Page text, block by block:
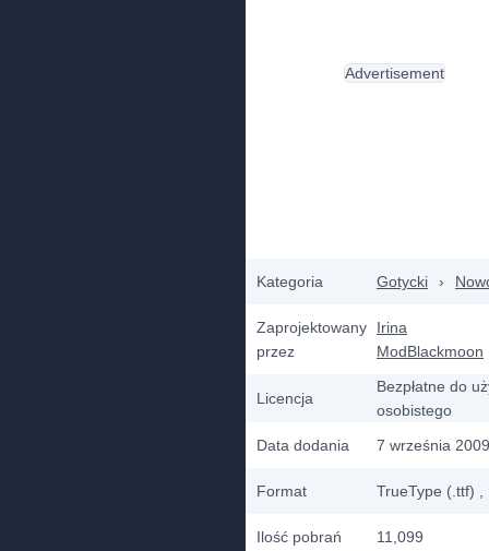
Kategoria Gotycki ›
Zaprojektowany
przez
Irina
ModBlackmoon
Licencja
Bezpłatne do
osobistego
Data dodania
7 września 2009
Format TrueType (.ttf)
Ilość pobrań 11,099
Advertisement